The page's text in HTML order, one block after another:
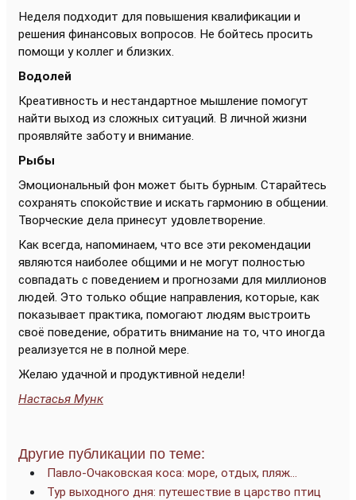
Неделя подходит для повышения квалификации и
решения финансовых вопросов. Не бойтесь просить
помощи у коллег и близких.
Водолей
Креативность и нестандартное мышление помогут
найти выход из сложных ситуаций. В личной жизни
проявляйте заботу и внимание.
Рыбы
Эмоциональный фон может быть бурным. Старайтесь
сохранять спокойствие и искать гармонию в общении.
Творческие дела принесут удовлетворение.
Как всегда, напоминаем, что все эти рекомендации
являются наиболее общими и не могут полностью
совпадать с поведением и прогнозами для миллионов
людей. Это только общие направления, которые, как
показывает практика, помогают людям выстроить
своё поведение, обратить внимание на то, что иногда
реализуется не в полной мере.
Желаю удачной и продуктивной недели!
Настасья Мунк
Другие публикации по теме:
Павло-Очаковская коса: море, отдых, пляж…
Тур выходного дня: путешествие в царство птиц